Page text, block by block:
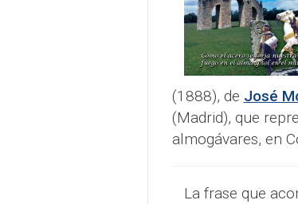
(1888), de José
(Madrid), que
almogávares, en
La frase que